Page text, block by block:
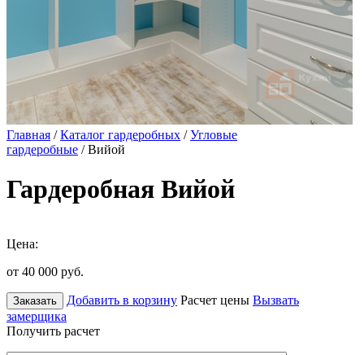
Главная /Каталог гардеробных /Угловые
гардеробные / Вийой
Гардеробная Вийой
Цена:
от 40 000 руб.
Заказать Добавить в корзину Расчет цены Вызвать
замерщика
Получить расчет